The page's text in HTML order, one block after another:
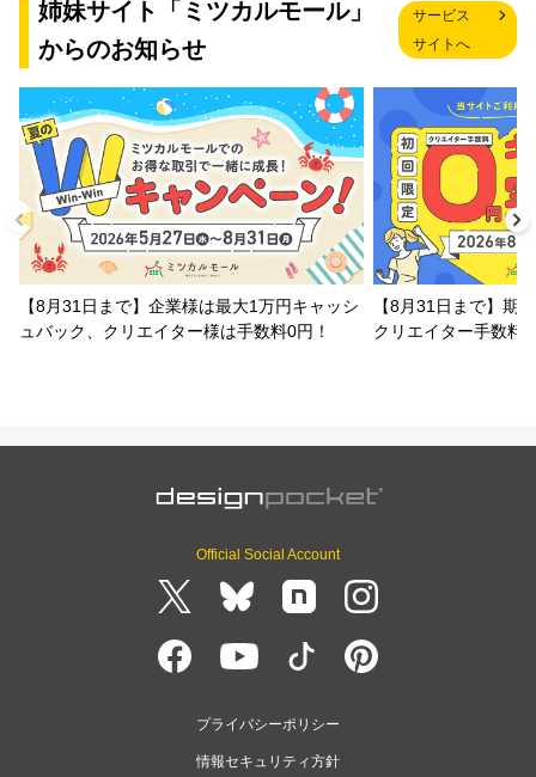
姉妹サイト「ミツカルモール」
からのお知らせ
サービス
サイトへ
【8月31日まで】企業様は最大1万円キャッシ
ュバック、クリエイター様は手数料0円！
【8月31日まで】期
クリエイター手数料
Official Social Account
プライバシーポリシー
情報セキュリティ方針